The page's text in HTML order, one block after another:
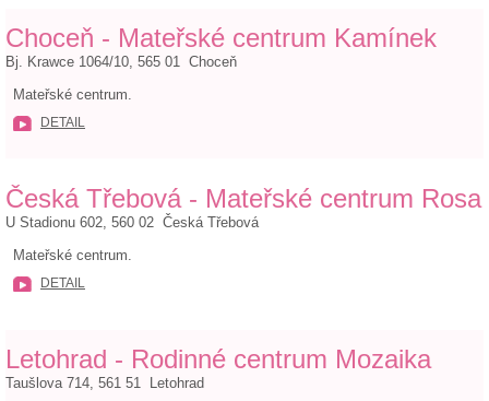
Choceň - Mateřské centrum Kamínek
Bj. Krawce 1064/10, 565 01 Choceň
Mateřské centrum.
DETAIL
Česká Třebová - Mateřské centrum Rosa
U Stadionu 602, 560 02 Česká Třebová
Mateřské centrum.
DETAIL
Letohrad - Rodinné centrum Mozaika
Taušlova 714, 561 51 Letohrad